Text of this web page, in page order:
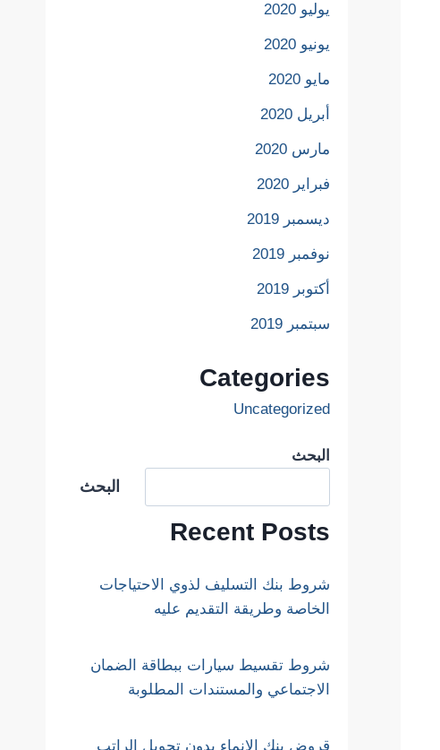
يوليو 2020
يونيو 2020
مايو 2020
أبريل 2020
مارس 2020
فبراير 2020
ديسمبر 2019
نوفمبر 2019
أكتوبر 2019
سبتمبر 2019
Categories
Uncategorized
البحث
البحث
Recent Posts
شروط بنك التسليف لذوي الاحتياجات
الخاصة وطريقة التقديم عليه
شروط تقسيط سيارات ببطاقة الضمان
الاجتماعي والمستندات المطلوبة
قروض بنك الانماء بدون تحويل الراتب